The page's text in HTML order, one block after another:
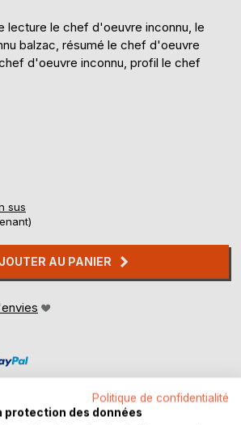
lecture le chef d'oeuvre inconnu, le
balzac, résumé le chef d'oeuvre
d'oeuvre inconnu, profil le chef
sus
AU PANIER
Politique de confidentialité
protection des données